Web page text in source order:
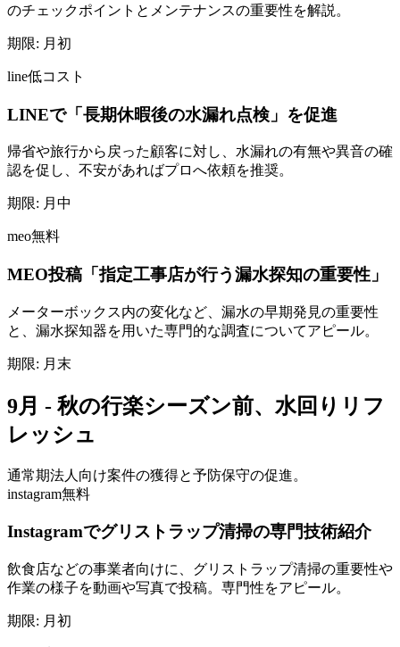
のチェックポイントとメンテナンスの重要性を解説。
期限: 月初
line低コスト
LINEで「長期休暇後の水漏れ点検」を促進
帰省や旅行から戻った顧客に対し、水漏れの有無や異音の確
認を促し、不安があればプロへ依頼を推奨。
期限: 月中
meo無料
MEO投稿「指定工事店が行う漏水探知の重要性」
メーターボックス内の変化など、漏水の早期発見の重要性
と、漏水探知器を用いた専門的な調査についてアピール。
期限: 月末
9月 - 秋の行楽シーズン前、水回りリフ
レッシュ
通常期法人向け案件の獲得と予防保守の促進。
instagram無料
Instagramでグリストラップ清掃の専門技術紹介
飲食店などの事業者向けに、グリストラップ清掃の重要性や
作業の様子を動画や写真で投稿。専門性をアピール。
期限: 月初